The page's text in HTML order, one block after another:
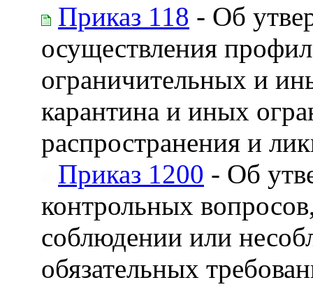
Приказ 118 - Об
осуществления
ограничительных и
карантина и иных
распространения и
Приказ 1200 - Об
контрольных
соблюдении или
обязательных